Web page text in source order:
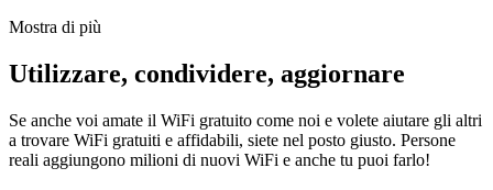
Mostra di più
Utilizzare, condividere, aggiornare
Se anche voi amate il WiFi gratuito come noi e volete aiutare gli altri
a trovare WiFi gratuiti e affidabili, siete nel posto giusto. Persone
reali aggiungono milioni di nuovi WiFi e anche tu puoi farlo!